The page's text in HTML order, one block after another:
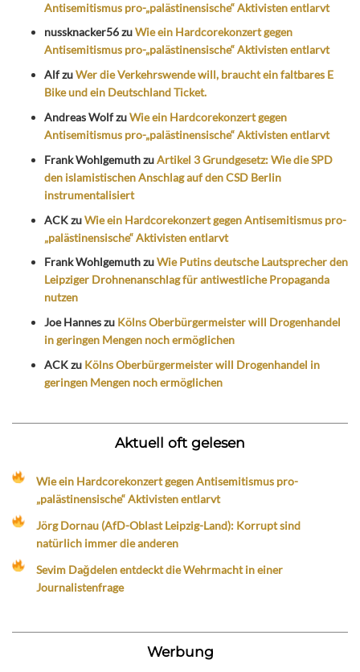
Antisemitismus pro-„palästinensische“ Aktivisten entlarvt
nussknacker56zuWie ein Hardcorekonzert gegen
Antisemitismus pro-„palästinensische“ Aktivisten entlarvt
AlfzuWer die Verkehrswende will, braucht ein faltbares E
Bike und ein Deutschland Ticket.
Andreas WolfzuWie ein Hardcorekonzert gegen
Antisemitismus pro-„palästinensische“ Aktivisten entlarvt
Frank WohlgemuthzuArtikel 3 Grundgesetz: Wie die SPD
den islamistischen Anschlag auf den CSD Berlin
instrumentalisiert
ACKzuWie ein Hardcorekonzert gegen Antisemitismus pro-
„palästinensische“ Aktivisten entlarvt
Frank WohlgemuthzuWie Putins deutsche Lautsprecher den
Leipziger Drohnenanschlag für antiwestliche Propaganda
nutzen
Joe Hanneszu Kölns Oberbürgermeister will Drogenhandel
in geringen Mengen noch ermöglichen
ACKzu Kölns Oberbürgermeister will Drogenhandel in
geringen Mengen noch ermöglichen
Aktuell oft gelesen
Wie ein Hardcorekonzert gegen Antisemitismus pro-
„palästinensische“ Aktivisten entlarvt
Jörg Dornau (AfD-Oblast Leipzig-Land): Korrupt sind
natürlich immer die anderen
Sevim Dağdelen entdeckt die Wehrmacht in einer
Journalistenfrage
Werbung